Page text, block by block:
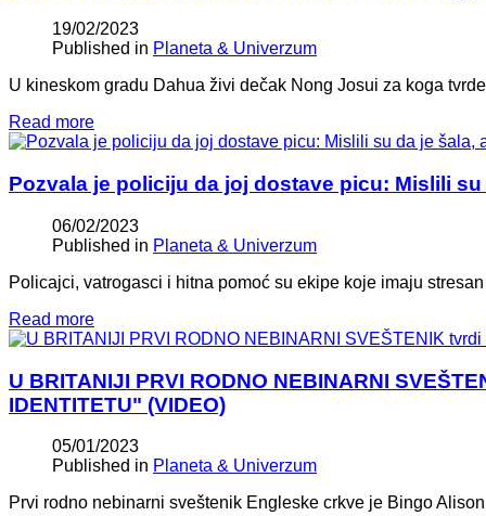
19/02/2023
Published in Planeta & Univerzum
U kineskom gradu Dahua živi dečak Nong Josui za koga
Read more
Pozvala je policiju da joj dostave picu: Mislili
06/02/2023
Published in Planeta & Univerzum
Policajci, vatrogasci i hitna pomoć su ekipe koje imaju
Read more
U BRITANIJI PRVI RODNO NEBINARNI
IDENTITETU" (VIDEO)
05/01/2023
Published in Planeta & Univerzum
Prvi rodno nebinarni sveštenik Engleske crkve je Bingo